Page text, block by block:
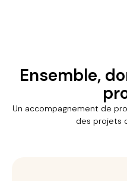
Ensemble,
Un accompagnement de
des projets